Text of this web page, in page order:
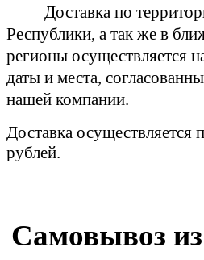
Доставка по
Республики, а так же в
регионы осуществляется
даты и места,
нашей компании.
Доставка осуществляется
рублей.
Самовывоз